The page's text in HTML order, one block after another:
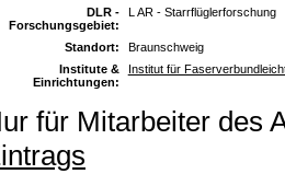
DLR -
Forschungsgebiet:
L AR - Starrflüglerforschung
Standort:
Braunschweig
Institute &
Einrichtungen:
Institut für
für Mitarbeiter des